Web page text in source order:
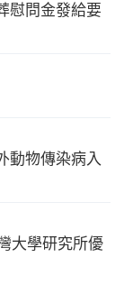
慰問金發給要
動物傳染病入
大學研究所優